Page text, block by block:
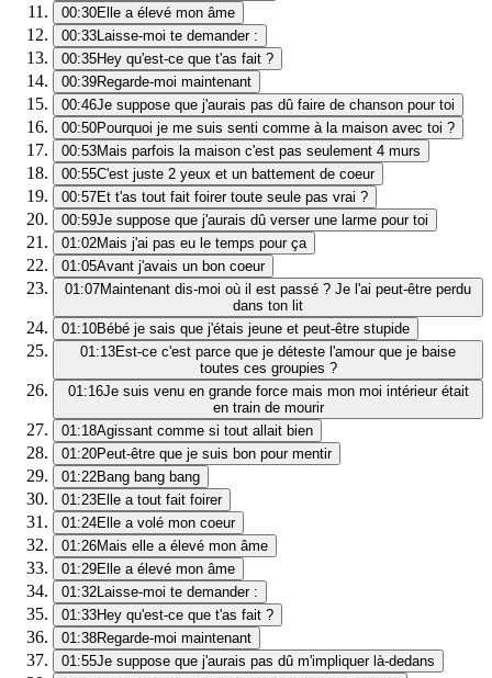
00:30Elle a élevé mon âme
00:33Laisse-moi te demander :
00:35Hey qu'est-ce que t'as fait ?
00:39Regarde-moi maintenant
00:46Je suppose que j'aurais pas dû faire de chanson pour toi
00:50Pourquoi je me suis senti comme à la maison avec toi ?
00:53Mais parfois la maison c'est pas seulement 4 murs
00:55C'est juste 2 yeux et un battement de coeur
00:57Et t'as tout fait foirer toute seule pas vrai ?
00:59Je suppose que j'aurais dû verser une larme pour toi
01:02Mais j'ai pas eu le temps pour ça
01:05Avant j'avais un bon coeur
01:07Maintenant dis-moi où il est passé ? Je l'ai peut-être perdu
dans ton lit
01:10Bébé je sais que j'étais jeune et peut-être stupide
01:13Est-ce c'est parce que je déteste l'amour que je baise
toutes ces groupies ?
01:16Je suis venu en grande force mais mon moi intérieur était
en train de mourir
01:18Agissant comme si tout allait bien
01:20Peut-être que je suis bon pour mentir
01:22Bang bang bang
01:23Elle a tout fait foirer
01:24Elle a volé mon coeur
01:26Mais elle a élevé mon âme
01:29Elle a élevé mon âme
01:32Laisse-moi te demander :
01:33Hey qu'est-ce que t'as fait ?
01:38Regarde-moi maintenant
01:55Je suppose que j'aurais pas dû m'impliquer là-dedans